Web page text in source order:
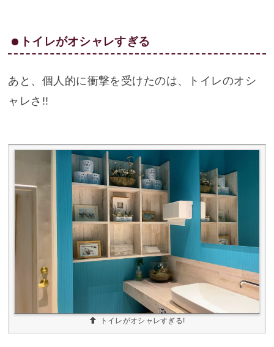
トイレがオシャレすぎる
あと、個人的に衝撃を受けたのは、トイレのオシ
ャレさ!!
トイレがオシャレすぎる!